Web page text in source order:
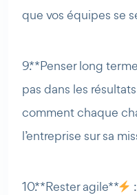
que vos équipes se
9. **Penser long
pas dans les
comment chaque
l’entreprise sur sa
10. **Rester agile**